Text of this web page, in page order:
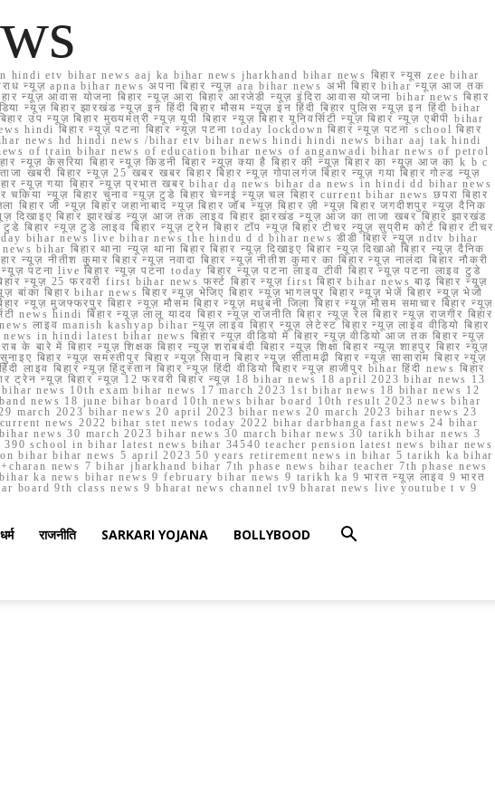
etv bihar news aaj ka bihar news jharkhand bihar news बिहार न्यूस zee bihar
न्यूज़ apna bihar news अपना बिहार न्यूज़ ara bihar news अभी बिहार bihar न्यूज़ आज तक
आवास योजना बिहार न्यूज़ आरा बिहार आरजेडी न्यूज़ इंदिरा आवास योजना bihar news बिहार
न्यूज़ बिहार झारखंड न्यूज़ इन हिंदी बिहार मौसम न्यूज़ इन हिंदी बिहार पुलिस न्यूज़ इन हिंदी bihar
उप न्यूज़ बिहार मुख्यमंत्री न्यूज़ यूपी बिहार न्यूज़ बिहार यूनिवर्सिटी न्यूज़ बिहार न्यूज़ एबीपी bihar
hindi बिहार न्यूज़ पटना बिहार न्यूज़ पटना today lockdown बिहार न्यूज़ पटना school बिहार
bihar news hd hindi news /bihar etv bihar news hindi hindi news bihar aaj tak hindi
of train bihar news of education bihar news of anganwadi bihar news of petrol
न्यूज़ केसरिया बिहार न्यूज़ किडनी बिहार न्यूज़ क्या है बिहार की न्यूज़ बिहार का न्यूज़ आज का k b c
खबरी बिहार न्यूज़ 25 खबर खबर बिहार बिहार न्यूज़ गोपालगंज बिहार न्यूज़ गया बिहार गोल्ड न्यूज़
न्यूज़ गया बिहार न्यूज़ प्रभात खबर bihar da news bihar da news in hindi dd bihar news
चकिया न्यूज़ बिहार चुनाव न्यूज़ टुडे बिहार चेन्नई न्यूज़ चल बिहार current bihar news छपरा बिहार
जी न्यूज़ बिहार जहानाबाद न्यूज़ बिहार जॉब न्यूज़ बिहार ज़ी न्यूज़ बिहार जगदीशपुर न्यूज़ दैनिक
दिखाइए बिहार झारखंड न्यूज़ आज तक लाइव बिहार झारखंड न्यूज़ आज का ताजा खबर बिहार झारखंड
न्यूज़ टुडे लाइव बिहार न्यूज़ ट्रेन बिहार टॉप न्यूज़ बिहार टीचर न्यूज़ सुप्रीम कोर्ट बिहार टीचर
bihar news live bihar news the hindu d d bihar news डीडी बिहार न्यूज़ ndtv bihar
bihar बिहार थाना न्यूज़ थाना बिहार बिहार न्यूज़ दिखाइए बिहार न्यूज़ दिखाओ बिहार न्यूज़ दैनिक
न्यूज़ नीतीश कुमार बिहार न्यूज़ नवादा बिहार न्यूज़ नीतीश कुमार का बिहार न्यूज़ नालंदा बिहार नौकरी
पटना live बिहार न्यूज़ पटना today बिहार न्यूज़ पटना लाइव टीवी बिहार न्यूज़ पटना लाइव टुडे
न्यूज़ 25 फरवरी first bihar news फर्स्ट बिहार न्यूज़ first बिहार bihar news बाढ़ बिहार न्यूज़
बांका बिहार bihar news बिहार न्यूज़ भेजिए बिहार न्यूज़ भागलपुर बिहार न्यूज़ भेजें बिहार न्यूज़ भेजो
न्यूज़ मुजफ्फरपुर बिहार न्यूज़ मौसम बिहार न्यूज़ मधुबनी जिला बिहार न्यूज़ मौसम समाचार बिहार न्यूज़
news hindi बिहार न्यूज़ लालू यादव बिहार न्यूज़ राजनीति बिहार न्यूज़ रेल बिहार न्यूज़ राजगीर बिहार
लाइव manish kashyap bihar न्यूज़ लाइव बिहार न्यूज़ लेटेस्ट बिहार न्यूज़ लाइव वीडियो बिहार
in hindi latest bihar news बिहार न्यूज़ वीडियो में बिहार न्यूज़ वीडियो आज तक बिहार न्यूज़
के बारे में बिहार न्यूज़ शिक्षक बिहार न्यूज़ शराबबंदी बिहार न्यूज़ शिक्षा बिहार न्यूज़ शाहपुर बिहार न्यूज़
बिहार न्यूज़ समस्तीपुर बिहार न्यूज़ सिवान बिहार न्यूज़ सीतामढ़ी बिहार न्यूज़ सासाराम बिहार न्यूज़
बिहार न्यूज़ हिंदुस्तान बिहार न्यूज़ हिंदी वीडियो बिहार न्यूज़ हाजीपुर bihar हिंदी news बिहार
बिहार ट्रेन न्यूज़ बिहार न्यूज़ 12 फरवरी बिहार न्यूज़ 18 bihar news 18 april 2023 bihar news 13
news 10th exam bihar news 17 march 2023 1st bihar news 18 bihar news 12
news 18 june bihar board 10th news bihar board 10th result 2023 news bihar
29 march 2023 bihar news 20 april 2023 bihar news 20 march 2023 bihar news 23
news 2022 bihar stet news today 2022 bihar darbhanga fast news 24 bihar
news 30 march 2023 bihar news 30 march bihar news 30 tarikh bihar news 3
school in bihar latest news bihar 34540 teacher pension latest news bihar news
bihar bihar news 5 april 2023 50 years retirement news in bihar 5 tarikh ka bihar
news 7 bihar jharkhand bihar 7th phase news bihar teacher 7th phase news
ka news bihar news 9 february bihar news 9 tarikh ka 9 भारत न्यूज़ लाइव 9 भारत
board 9th class news 9 bharat news channel tv9 bharat news live youtube t v 9
धर्म राजनीति SARKARI YOJANA BOLLYBOOD